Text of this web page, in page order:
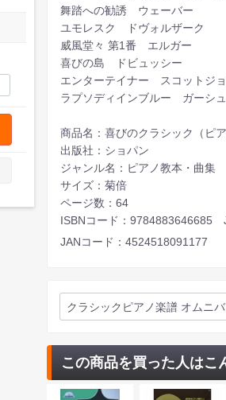
舞踏への勧誘 ウェーバー
ユモレスク ドヴォルザーク
威風堂々 第1番 エルガー
喜びの島 ドビュッシー
エンターテイナー スコットジ
ラプソディインブルー ガーシ
商品名：喜びのクラシック（ピ
出版社：ショパン
ジャンル名：ピアノ教本・曲集
サイズ：菊倍
ページ数：64
ISBNコード：9784883646685
JANコード：4524518091177
クラシックピアノ楽譜 オムニバ
この商品を買った人はこ